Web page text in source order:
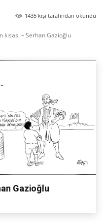
1435 kişi tarafından okundu
kısası – Serhan Gazioğlu
Gazioğlu